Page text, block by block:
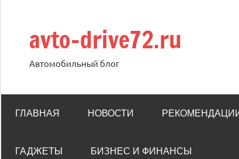
содержимому
avto-drive72.ru
Автомобильный блог
ГЛАВНАЯ НОВОСТИ
ГАДЖЕТЫ БИЗНЕС И ФИНАНСЫ